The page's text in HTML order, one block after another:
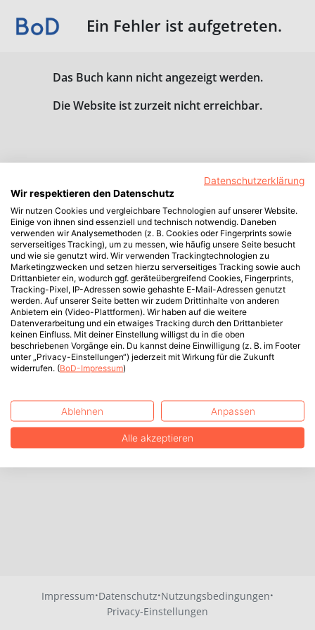
Ein Fehler ist aufgetreten.
Das Buch kann nicht angezeigt werden.
Die Website ist zurzeit nicht erreichbar.
Impressum·Datenschutz·Nutzungsbedingungen·
Privacy-Einstellungen
Datenschutzerklärung
Wir respektieren den Datenschutz
Wir nutzen Cookies und vergleichbare Technologien auf unserer Website.
Einige von ihnen sind essenziell und technisch notwendig. Daneben
verwenden wir Analysemethoden (z. B. Cookies oder Fingerprints sowie
serverseitiges Tracking), um zu messen, wie häufig unsere Seite besucht
und wie sie genutzt wird. Wir verwenden Trackingtechnologien zu
Marketingzwecken und setzen hierzu serverseitiges Tracking sowie auch
Drittanbieter ein, wodurch ggf. geräteübergreifend Cookies, Fingerprints,
Tracking-Pixel, IP-Adressen sowie gehashte E-Mail-Adressen genutzt
werden. Auf unserer Seite betten wir zudem Drittinhalte von anderen
Anbietern ein (Video-Plattformen). Wir haben auf die weitere
Datenverarbeitung und ein etwaiges Tracking durch den Drittanbieter
keinen Einfluss. Mit deiner Einstellung willigst du in die oben
beschriebenen Vorgänge ein. Du kannst deine Einwilligung (z. B. im Footer
unter „Privacy-Einstellungen“) jederzeit mit Wirkung für die Zukunft
widerrufen. (BoD-Impressum)
Ablehnen Anpassen
Alle akzeptieren